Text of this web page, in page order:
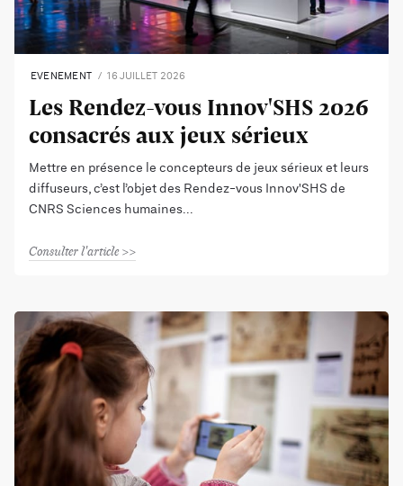
EVENEMENT 16 JUILLET 2026
Les Rendez-vous Innov'SHS 2026
consacrés aux jeux sérieux
Mettre en présence le concepteurs de jeux sérieux et leurs
diffuseurs, c’est l’objet des Rendez-vous Innov'SHS de
CNRS Sciences humaines
Consulter l'article